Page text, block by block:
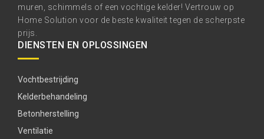
muren, schimmels of een vochtige kelder! Vertrouw op
Home Solution voor de beste kwaliteit tegen de scherpste
prijs.
DIENSTEN EN OPLOSSINGEN
Vochtbestrijding
Kelderbehandeling
Betonherstelling
Ventilatie